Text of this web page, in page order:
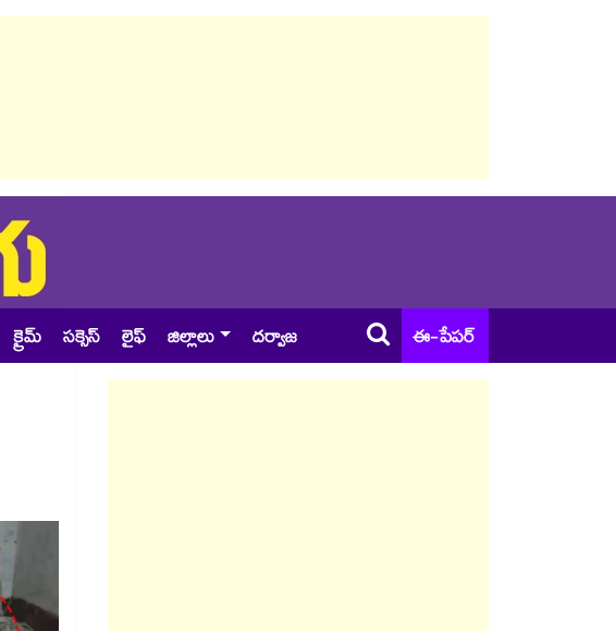
క్రైమ్ సక్సెస్ లైఫ్ జిల్లాలు దర్వాజ ఈ-పేపర్